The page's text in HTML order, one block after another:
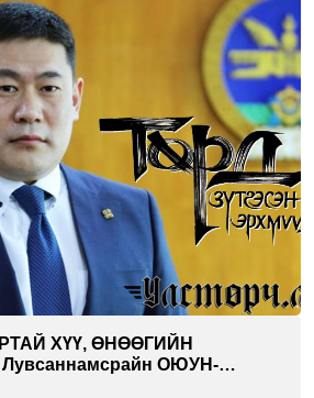
ХҮҮ, ӨНӨӨГИЙН
ОЮУН-